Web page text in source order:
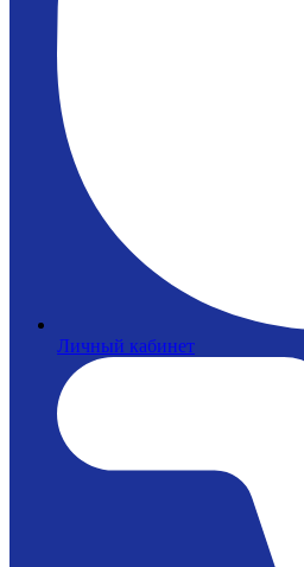
Личный кабинет